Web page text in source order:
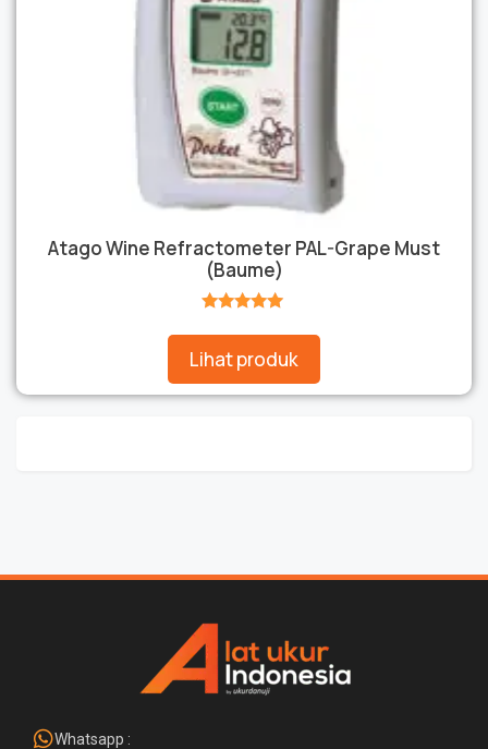
Atago Wine Refractometer PAL-Grape Must
(Baume)
Lihat produk
Whatsapp :